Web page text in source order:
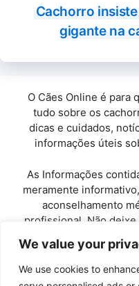
We value your
We use cookies to
Cachorro
gigante na
O Cães Online é para
tudo sobre os
dicas e cuidados,
informações úteis
As Informações
meramente
aconselhamento
profissional. Não
de
Copyright© 2010 /